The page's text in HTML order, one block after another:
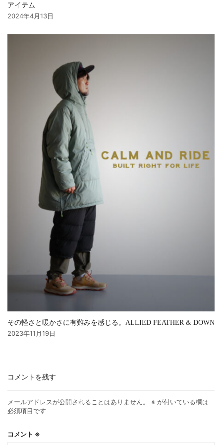
アイテム
2024年4月13日
その軽さと暖かさに有難みを感じる。ALLIED FEATHER & DOWN
2023年11月19日
コメントを残す
メールアドレスが公開されることはありません。 ※ が付いている欄は
必須項目です
コメント ※